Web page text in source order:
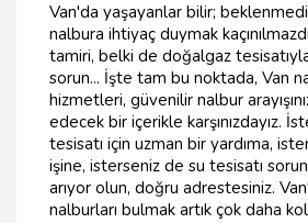
Van'da yaşayanlar bilir;
nalbura ihtiyaç duymak
tamiri, belki de doğalgaz
sorun... İşte tam bu noktada, Van
hizmetleri, güvenilir nalbur
edecek bir içerikle karşınızdayız.
tesisatı için uzman bir yardıma,
işine, isterseniz de su tesisatı
arıyor olun, doğru adrestesiniz.
nalburları bulmak artık çok daha